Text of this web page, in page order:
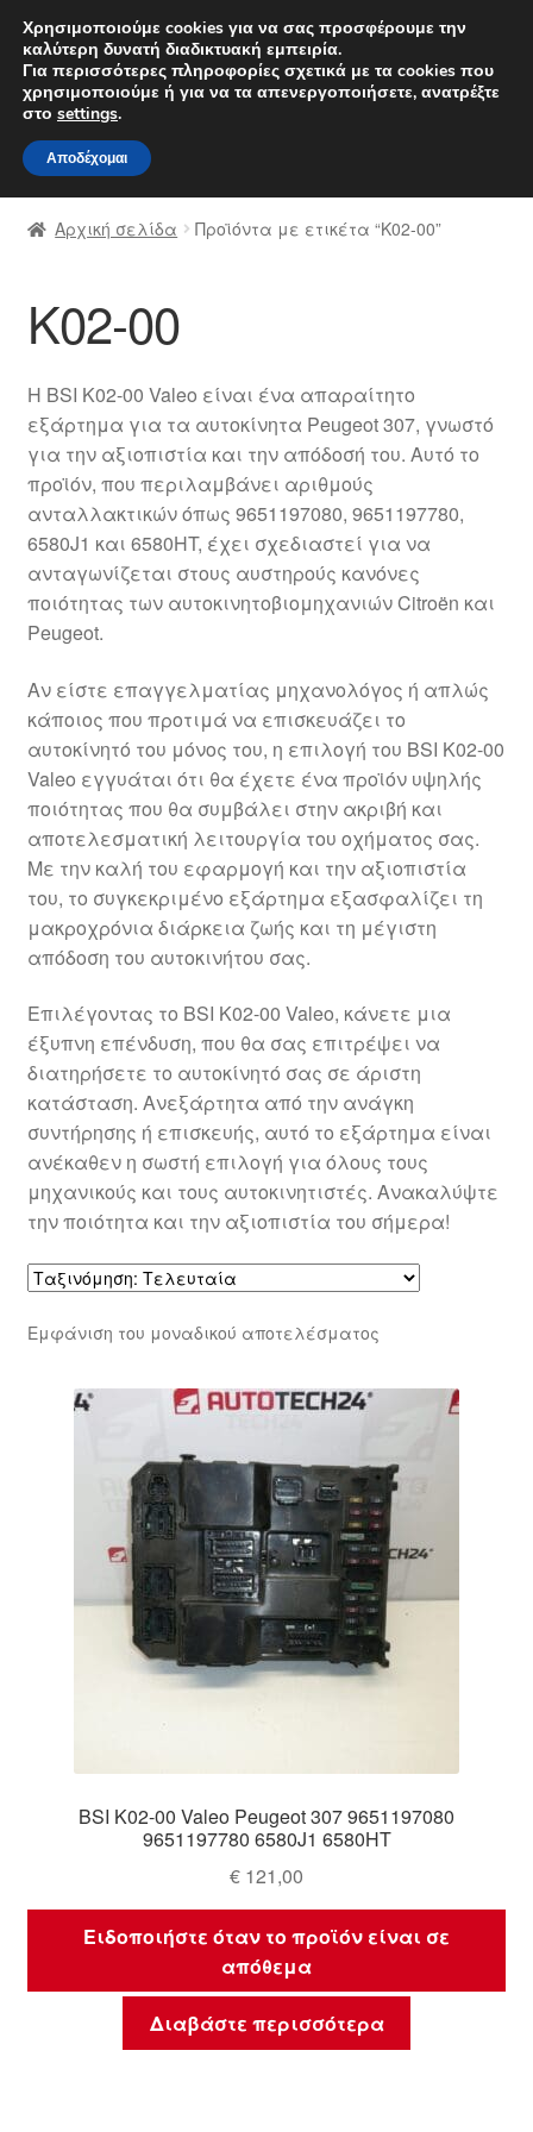
ΑΠΟΣΤΟΛΗ από 7 EUR
Δευτέρα-Παρ. 9 π.μ. - 4 μ.μ.
Απευθείας
μετάβαση
στην
πλοήγηση
Μετάβαση
σε
περιεχόμενο
Αρχική
Διαδικασία Παραπόνων
Επικοινωνία
Μεταφορά
Ο λογαριασμός μου
Ολοκλήρωση αγοράς
Οροι και Προϋποθέσεις
Παγκόσμια αποστολή
Παράπονα
πληρωμές
Πολιτική Απορρήτου
Σχετικά με εμάς
Αρχική σελίδα Προϊόντα με ετικέτα “K02-00”
K02-00
Η BSI K02-00 Valeo είναι ένα απαραίτητο
εξάρτημα για τα αυτοκίνητα Peugeot 307, γνωστό
για την αξιοπιστία και την απόδοσή του. Αυτό το
προϊόν, που περιλαμβάνει αριθμούς
ανταλλακτικών όπως 9651197080, 9651197780,
6580J1 και 6580HT, έχει σχεδιαστεί για να
ανταγωνίζεται στους αυστηρούς κανόνες
ποιότητας των αυτοκινητοβιομηχανιών Citroën και
Peugeot.
Αν είστε επαγγελματίας μηχανολόγος ή απλώς
κάποιος που προτιμά να επισκευάζει το
αυτοκίνητό του μόνος του, η επιλογή του BSI K02-00
Valeo εγγυάται ότι θα έχετε ένα προϊόν υψηλής
ποιότητας που θα συμβάλει στην ακριβή και
αποτελεσματική λειτουργία του οχήματος σας.
Με την καλή του εφαρμογή και την αξιοπιστία
του, το συγκεκριμένο εξάρτημα εξασφαλίζει τη
μακροχρόνια διάρκεια ζωής και τη μέγιστη
απόδοση του αυτοκινήτου σας.
Επιλέγοντας το BSI K02-00 Valeo, κάνετε μια
έξυπνη επένδυση, που θα σας επιτρέψει να
διατηρήσετε το αυτοκίνητό σας σε άριστη
κατάσταση. Ανεξάρτητα από την ανάγκη
συντήρησης ή επισκευής, αυτό το εξάρτημα είναι
ανέκαθεν η σωστή επιλογή για όλους τους
μηχανικούς και τους αυτοκινητιστές. Ανακαλύψτε
την ποιότητα και την αξιοπιστία του σήμερα!
Εμφάνιση του μοναδικού αποτελέσματος
BSI K02-00 Valeo Peugeot 307 9651197080
9651197780 6580J1 6580HT
€ 121,00
Ειδοποιήστε όταν το προϊόν είναι σε
απόθεμα
Διαβάστε περισσότερα
Χρησιμοποιούμε cookies για να σας προσφέρουμε την
καλύτερη δυνατή διαδικτυακή εμπειρία.
Για περισσότερες πληροφορίες σχετικά με τα cookies που
χρησιμοποιούμε ή για να τα απενεργοποιήσετε, ανατρέξτε
στο settings.
Αποδέχομαι